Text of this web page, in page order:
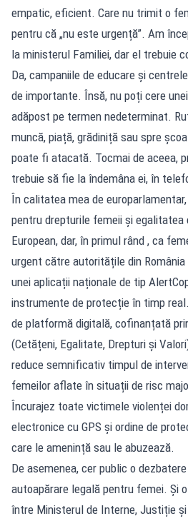
empatic, eficient. Care nu trimit o
pentru că „nu este urgență”. Am
la ministerul Familiei, dar el trebuie
Da, campaniile de educare și
de importante. Însă, nu poți cere
adăpost pe termen nedeterminat.
muncă, piață, grădiniță sau spre
poate fi atacată. Tocmai de aceea,
trebuie să fie la îndemâna ei, în
În calitatea mea de
pentru drepturile femeii și egalitatea
European, dar, în primul rând , ca
urgent către autoritățile din
unei aplicații naționale de tip
instrumente de protecție în timp
de platformă digitală, cofinanțată
(Cetățeni, Egalitate, Drepturi și
reduce semnificativ timpul de
femeilor aflate în situații de risc
Încurajez toate victimele violenței
electronice cu GPS și ordine de
care le amenință sau le abuzează.
De asemenea, cer public o
autoapărare legală pentru femei. Și
între Ministerul de Interne, Justiție și